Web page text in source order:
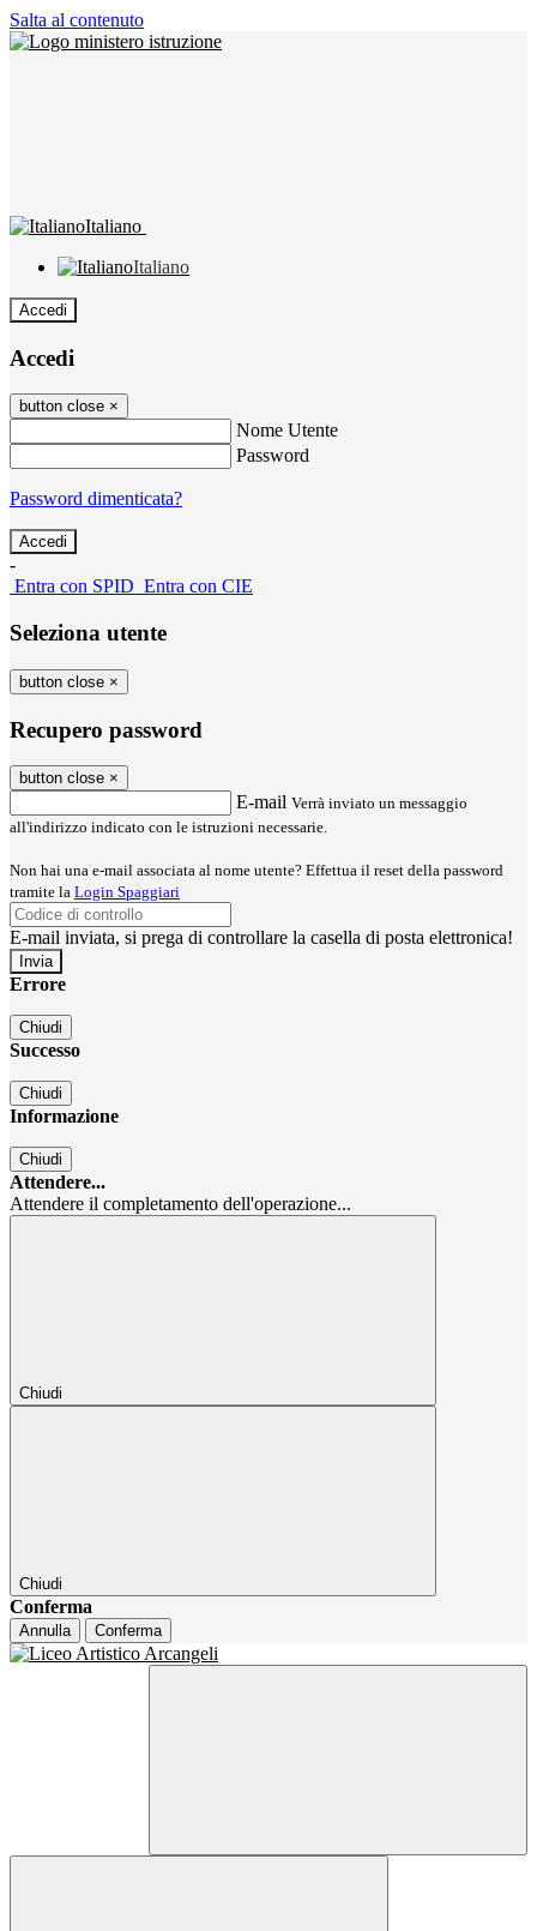
Salta al contenuto
Italiano
Italiano
Accedi
Accedi
button close ×
Nome Utente
Password
Password dimenticata?
-
Entra con SPID Entra con CIE
Seleziona utente
button close ×
Recupero password
button close ×
E-mail Verrà inviato un messaggio
all'indirizzo indicato con le istruzioni necessarie.
Non hai una e-mail associata al nome utente? Effettua il reset della password
tramite la Login Spaggiari
E-mail inviata, si prega di controllare la casella di posta elettronica!
Errore
Chiudi
Successo
Chiudi
Informazione
Chiudi
Attendere...
Attendere il completamento dell'operazione...
Chiudi
Chiudi
Conferma
Annulla Conferma